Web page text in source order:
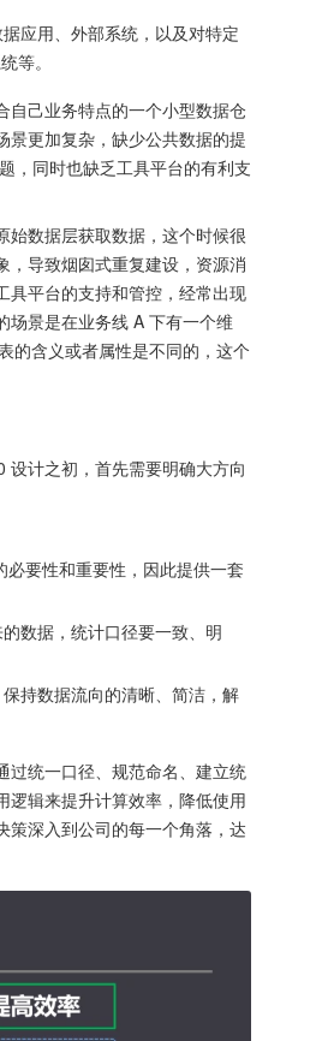
应用、外部系统，以及对特定
等。
自己业务特点的一个小型数据仓
景更加复杂，缺少公共数据的提
，同时也缺乏工具平台的有利支
始数据层获取数据，这个时候很
，导致烟囱式重复建设，资源消
具平台的支持和管控，经常出现
场景是在业务线 A 下有一个维
的含义或者属性是不同的，这个
计之初，首先需要明确大方向
要性和重要性，因此提供一套
数据，统计口径要一致、明
持数据流向的清晰、简洁，解
过统一口径、规范命名、建立统
逻辑来提升计算效率，降低使用
策深入到公司的每一个角落，达